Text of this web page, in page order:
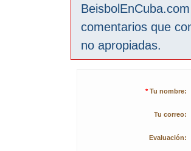
comentarios que
no apropiadas.
* Tu nombre:
Tu correo:
Evaluación: